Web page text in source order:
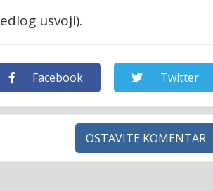
usvoji).
Facebook Twitter
OSTAVITE KOMENTAR